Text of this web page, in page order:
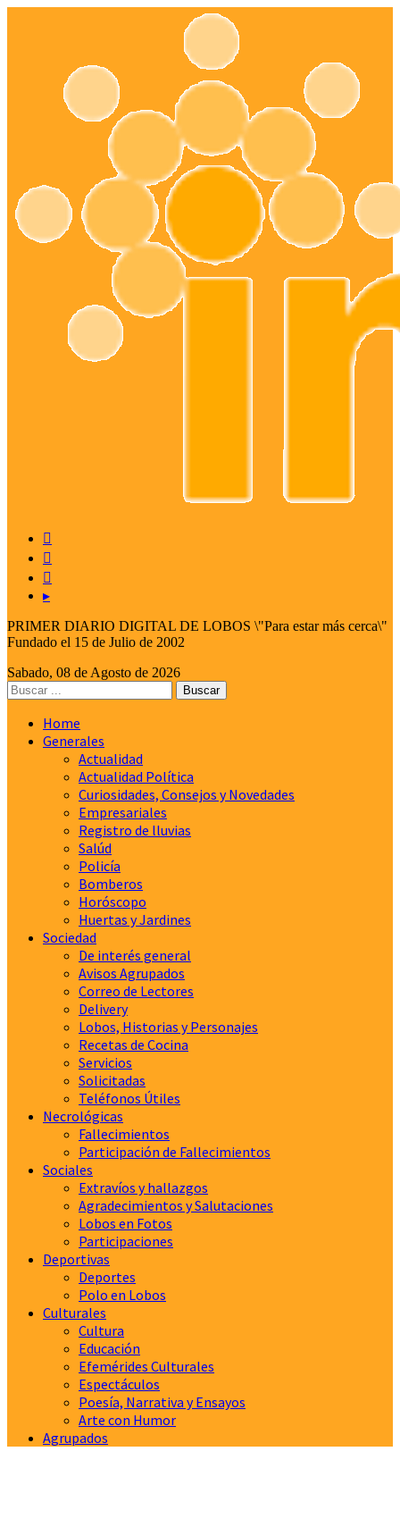



▸
PRIMER DIARIO DIGITAL DE LOBOS \"Para estar más cerca\"
Fundado el 15 de Julio de 2002
Sabado, 08 de Agosto de 2026
Home
Generales
Actualidad
Actualidad Política
Curiosidades, Consejos y Novedades
Empresariales
Registro de lluvias
Salúd
Policía
Bomberos
Horóscopo
Huertas y Jardines
Sociedad
De interés general
Avisos Agrupados
Correo de Lectores
Delivery
Lobos, Historias y Personajes
Recetas de Cocina
Servicios
Solicitadas
Teléfonos Útiles
Necrológicas
Fallecimientos
Participación de Fallecimientos
Sociales
Extravíos y hallazgos
Agradecimientos y Salutaciones
Lobos en Fotos
Participaciones
Deportivas
Deportes
Polo en Lobos
Culturales
Cultura
Educación
Efemérides Culturales
Espectáculos
Poesía, Narrativa y Ensayos
Arte con Humor
Agrupados